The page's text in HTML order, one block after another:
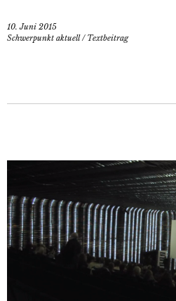
10. Juni 2015
Schwerpunkt aktuell/ Textbeitrag